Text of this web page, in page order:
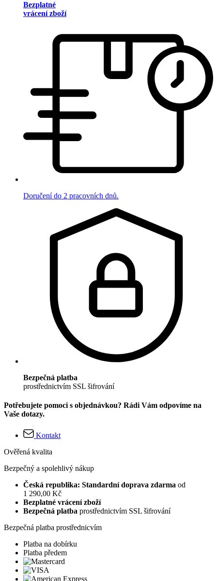
Bezplatné
vrácení zboží
Doručení do 2 pracovních dnů.
Bezpečná platba
prostřednictvím SSL šifrování
Potřebujete pomoci s objednávkou? Rádi Vám odpovíme na
Vaše dotazy.
Kontakt
Ověřená kvalita
Bezpečný a spolehlivý nákup
Česká republika: Standardní doprava zdarma od
1 290,00 Kč
Bezplatné vrácení zboží
Bezpečná platba prostřednictvím SSL šifrování
Bezpečná platba prostřednicvím
Platba na dobírku
Platba předem